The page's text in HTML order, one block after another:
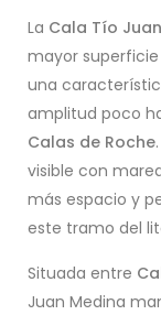
La Cala Tío
mayor
una
amplitud poco
Calas de Roche
visible con
más espacio y
este tramo del
Situada entre
Juan Medina